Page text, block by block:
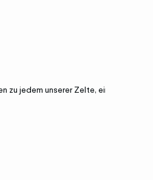
zu jedem unserer Zelte, ein